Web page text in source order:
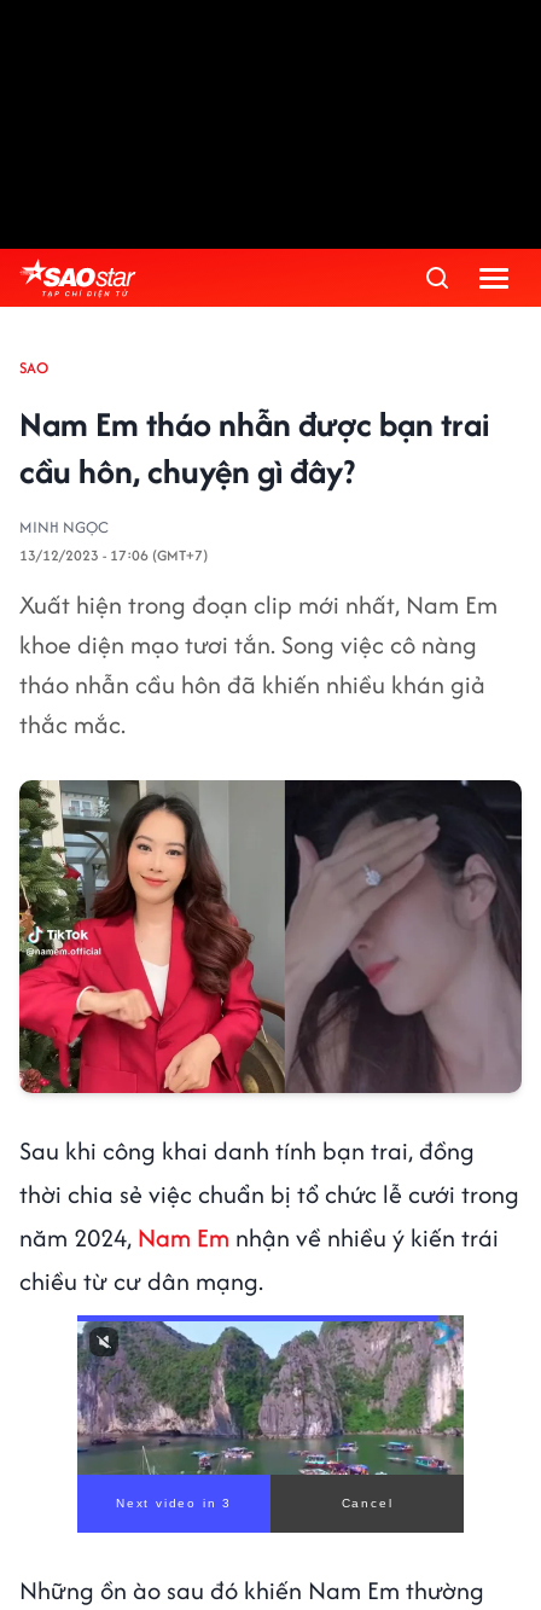
SAO
Nam Em tháo nhẫn được bạn trai
cầu hôn, chuyện gì đây?
MINH NGỌC
13/12/2023 - 17:06 (GMT+7)
Xuất hiện trong đoạn clip mới nhất, Nam Em
khoe diện mạo tươi tắn. Song việc cô nàng
tháo nhẫn cầu hôn đã khiến nhiều khán giả
thắc mắc.
Sau khi công khai danh tính bạn trai, đồng
thời chia sẻ việc chuẩn bị tổ chức lễ cưới trong
năm 2024, Nam Em nhận về nhiều ý kiến trái
chiều từ cư dân mạng.
Những ồn ào sau đó khiến Nam Em thường